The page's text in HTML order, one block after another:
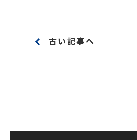
古い記事へ